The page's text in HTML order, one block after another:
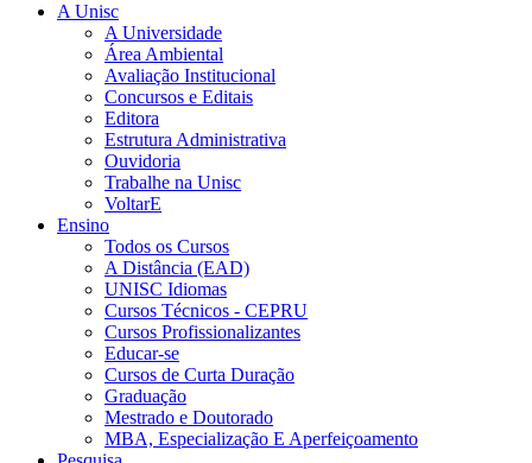
A Unisc
A Universidade
Área Ambiental
Avaliação Institucional
Concursos e Editais
Editora
Estrutura Administrativa
Ouvidoria
Trabalhe na Unisc
VoltarE
Ensino
Todos os Cursos
A Distância (EAD)
UNISC Idiomas
Cursos Técnicos - CEPRU
Cursos Profissionalizantes
Educar-se
Cursos de Curta Duração
Graduação
Mestrado e Doutorado
MBA, Especialização E Aperfeiçoamento